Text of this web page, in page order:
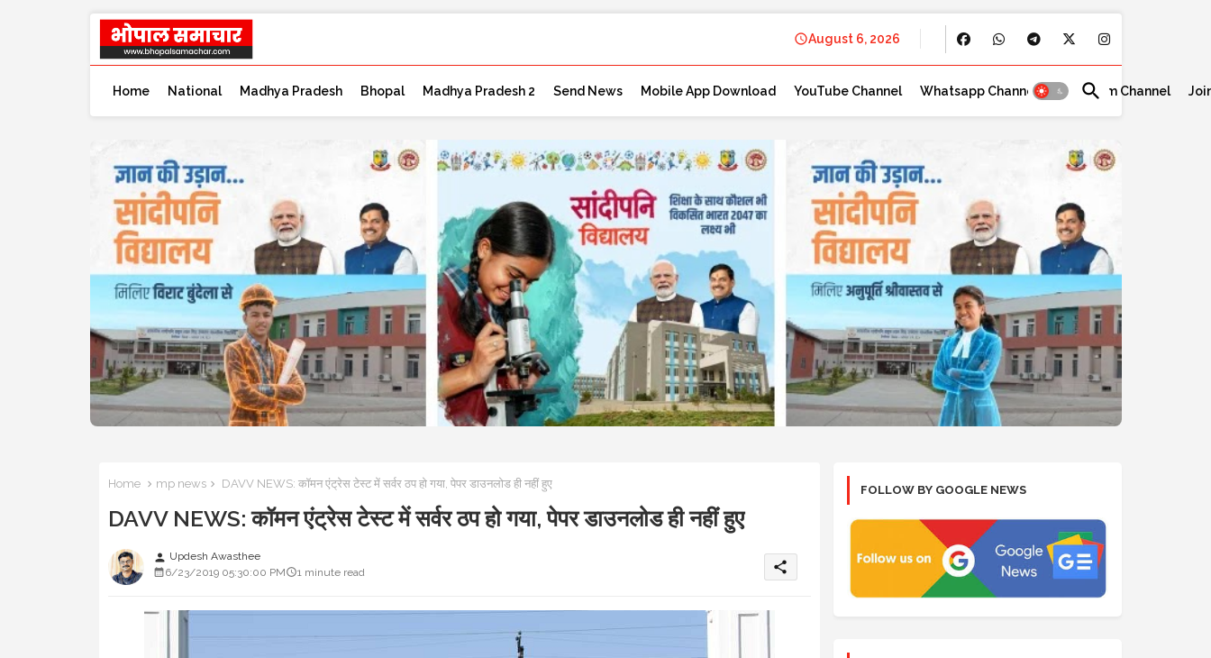
August 6, 2026
Home National Madhya Pradesh Bhopal Madhya Pradesh 2 Send News Mobile App Download YouTube Channel Whatsapp Channel Telegram Channel
Home mp news DAVV NEWS: कॉमन एंट्रेस टेस्ट में सर्वर ठप हो गया, पेपर डाउनलोड ही नहीं हुए
DAVV NEWS: कॉमन एंट्रेस टेस्ट में सर्वर ठप हो गया, पेपर डाउनलोड ही नहीं हुए
person Updesh Awasthee
6/23/2019 05:30:00 PM
1 minute read share
FOLLOW BY GOOGLE NEWS